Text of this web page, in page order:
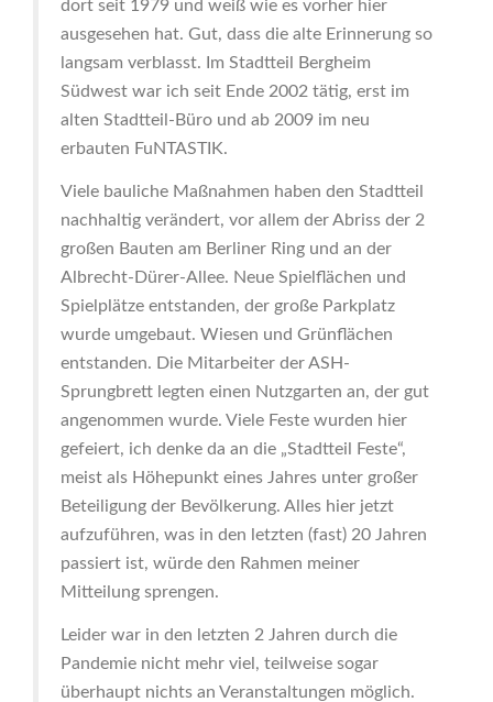
dort seit 1979 und weiß wie es vorher hier
ausgesehen hat. Gut, dass die alte Erinnerung so
langsam verblasst. Im Stadtteil Bergheim
Südwest war ich seit Ende 2002 tätig, erst im
alten Stadtteil-Büro und ab 2009 im neu
erbauten FuNTASTIK.
Viele bauliche Maßnahmen haben den Stadtteil
nachhaltig verändert, vor allem der Abriss der 2
großen Bauten am Berliner Ring und an der
Albrecht-Dürer-Allee. Neue Spielflächen und
Spielplätze entstanden, der große Parkplatz
wurde umgebaut. Wiesen und Grünflächen
entstanden. Die Mitarbeiter der ASH-
Sprungbrett legten einen Nutzgarten an, der gut
angenommen wurde. Viele Feste wurden hier
gefeiert, ich denke da an die „Stadtteil Feste“,
meist als Höhepunkt eines Jahres unter großer
Beteiligung der Bevölkerung. Alles hier jetzt
aufzuführen, was in den letzten (fast) 20 Jahren
passiert ist, würde den Rahmen meiner
Mitteilung sprengen.
Leider war in den letzten 2 Jahren durch die
Pandemie nicht mehr viel, teilweise sogar
überhaupt nichts an Veranstaltungen möglich.